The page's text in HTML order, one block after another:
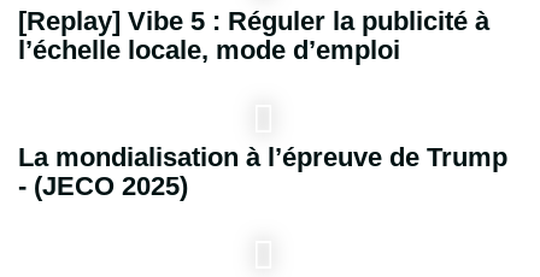
[Replay] Vibe 5 : Réguler la publicité à
l’échelle locale, mode d’emploi
La mondialisation à l’épreuve de Trump
- (JECO 2025)